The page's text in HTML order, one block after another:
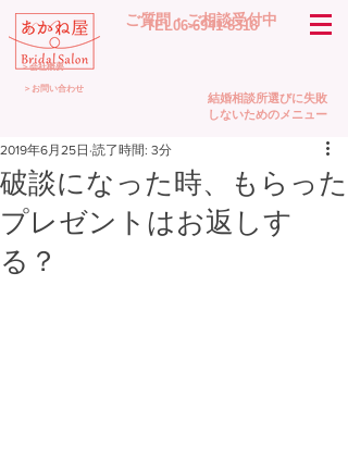
TEL06-6941-8318
​ご質問・ご相談受付中
結婚相談所選びに失敗
しないためのメニュー
＞会社概要
＞お問い合わせ
破談になった時、もらった
プレゼントはお返しす
る？
2019年6月25日 読了時間: 3分